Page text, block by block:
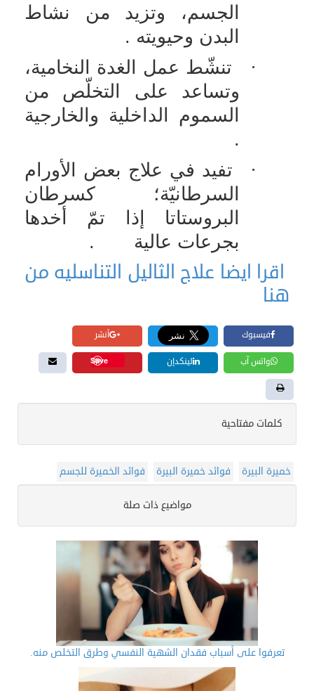
الجسم، وتزيد من نشاط
البدن وحيويته .
·
تنشّط عمل الغدة النخامية،
وتساعد على التخلّص من
السموم الداخلية والخارجية
.
·
تفيد في علاج بعض الأورام
السرطانيّة؛ كسرطان
البروستاتا إذا تمّ أخدها
بجرعات عالية
.
اقرا ايضا علاج الثاليل التناسليه من
هنا
فيسبوك أنشر
واتس آب لينكدإن Save
كلمات مفتاحية
خميرة البيرة فوائد خميرة البيرة فوائد الخميرة للجسم
مواضيع ذات صلة
تعرفوا على أسباب فقدان الشهية النفسي وطرق التخلص منه.